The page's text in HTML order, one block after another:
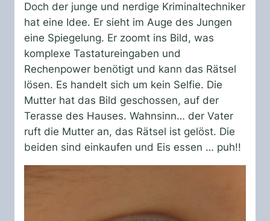
Doch der junge und nerdige Kriminaltechniker
hat eine Idee. Er sieht im Auge des Jungen
eine Spiegelung. Er zoomt ins Bild, was
komplexe Tastatureingaben und
Rechenpower benötigt und kann das Rätsel
lösen. Es handelt sich um kein Selfie. Die
Mutter hat das Bild geschossen, auf der
Terasse des Hauses. Wahnsinn… der Vater
ruft die Mutter an, das Rätsel ist gelöst. Die
beiden sind einkaufen und Eis essen … puh!!